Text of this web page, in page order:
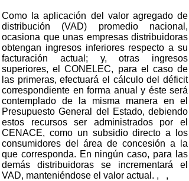
Como la aplicación del valor agregado de
distribución (VAD) promedio nacional,
ocasiona que unas empresas distribuidoras
obtengan ingresos inferiores respecto a su
facturación actual; y, otras ingresos
superiores, el CONELEC, para el caso de
las primeras, efectuará el cálculo del déficit
correspondiente en forma anual y éste será
contemplado de la misma manera en el
Presupuesto General del Estado, debiendo
estos recursos ser administrados por el
CENACE, como un subsidio directo a los
consumidores del área de concesión a la
que corresponda. En ningún caso, para las
demás distribuidoras se incrementará el
VAD, manteniéndose el valor actual. , ,